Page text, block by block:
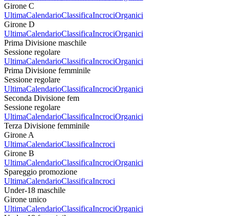
Girone C
UltimaCalendarioClassificaIncrociOrganici
Girone D
UltimaCalendarioClassificaIncrociOrganici
Prima Divisione maschile
Sessione regolare
UltimaCalendarioClassificaIncrociOrganici
Prima Divisione femminile
Sessione regolare
UltimaCalendarioClassificaIncrociOrganici
Seconda Divisione fem
Sessione regolare
UltimaCalendarioClassificaIncrociOrganici
Terza Divisione femminile
Girone A
UltimaCalendarioClassificaIncroci
Girone B
UltimaCalendarioClassificaIncrociOrganici
Spareggio promozione
UltimaCalendarioClassificaIncroci
Under-18 maschile
Girone unico
UltimaCalendarioClassificaIncrociOrganici